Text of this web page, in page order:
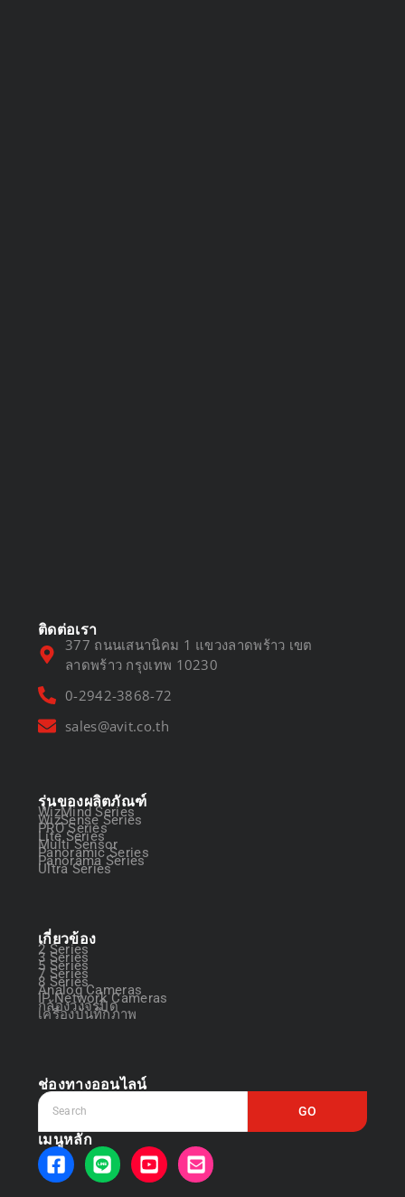
ติดต่อเรา
377 ถนนเสนานิคม 1 แขวงลาดพร้าว เขต
ลาดพร้าว กรุงเทพ 10230
0-2942-3868-72
sales@avit.co.th
รุ่นของผลิตภัณฑ์
WizMind Series
WizSense Series
PRO Series
Lite Series
Multi Sensor
Panoramic Series
Panorama Series
Ultra Series
เกี่ยวข้อง
2 Series
3 Series
5 Series
7 Series
8 Series
Analog Cameras
IP Network Cameras
กล้องวงจรปิด
เครื่องบันทึกภาพ
ช่องทางออนไลน์
GO
เมนูหลัก